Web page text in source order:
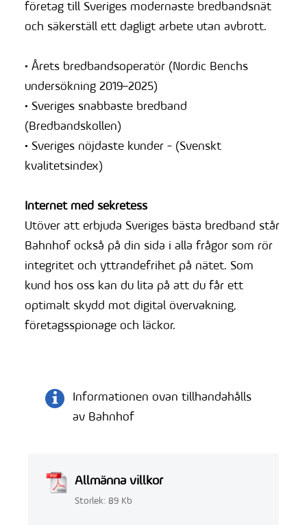
företag till Sveriges modernaste bredbandsnät
och säkerställ ett dagligt arbete utan avbrott.
• Årets bredbandsoperatör (Nordic Benchs
undersökning 2019–2025)
• Sveriges snabbaste bredband
(Bredbandskollen)
• Sveriges nöjdaste kunder - (Svenskt
kvalitetsindex)
Internet med sekretess
Utöver att erbjuda Sveriges bästa bredband står
Bahnhof också på din sida i alla frågor som rör
integritet och yttrandefrihet på nätet. Som
kund hos oss kan du lita på att du får ett
optimalt skydd mot digital övervakning,
företagsspionage och läckor.
Informationen ovan tillhandahålls
av Bahnhof
Allmänna villkor
Storlek: 89 Kb